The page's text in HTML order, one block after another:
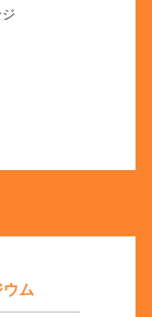
ウム